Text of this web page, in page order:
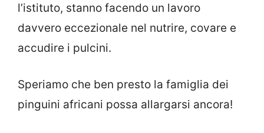
l’istituto, stanno facendo un lavoro
davvero eccezionale nel nutrire, covare e
accudire i pulcini.
Speriamo che ben presto la famiglia dei
pinguini africani possa allargarsi ancora!